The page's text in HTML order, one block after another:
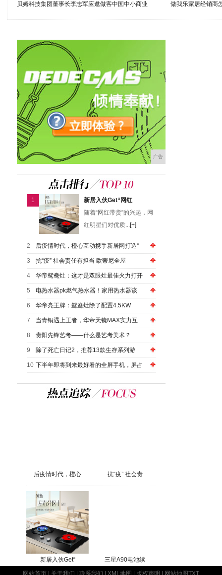
贝姆科技集团董事长李志军应邀做客中国中小商业 做我乐家居经销商
广告
1
新居入伙Get“网红
随着“网红带货”的兴起，网
红明星们对优质...[+]
2 后疫情时代，橙心互动携手新居网打造“
3 抗“疫” 社会责任有担当 欧蒂尼全屋
4 华帝鸳鸯灶：这才是双眼灶最佳火力打开
5 电热水器pk燃气热水器！家用热水器该
6 华帝亮王牌：鸳鸯灶除了配置4.5KW
7 当青铜遇上王者，华帝天镜MAX实力互
8 贵阳先锋艺考——什么是艺考美术？
9 除了死亡日记2，推荐13款生存系列游
10 下半年即将到来最好看的全屏手机，屏占
后疫情时代，橙心 抗“疫” 社会责
新居入伙Get“
三星A90电池续
网站首页
关于我们 联系我们 XML地图 版权声明 网站地图TXT